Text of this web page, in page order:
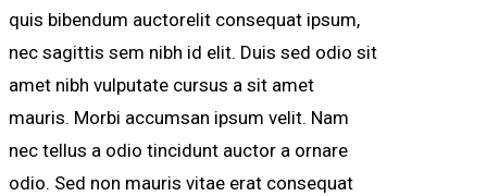
quis bibendum auctorelit consequat ipsum,
nec sagittis sem nibh id elit. Duis sed odio sit
amet nibh vulputate cursus a sit amet
mauris. Morbi accumsan ipsum velit. Nam
nec tellus a odio tincidunt auctor a ornare
odio. Sed non mauris vitae erat consequat